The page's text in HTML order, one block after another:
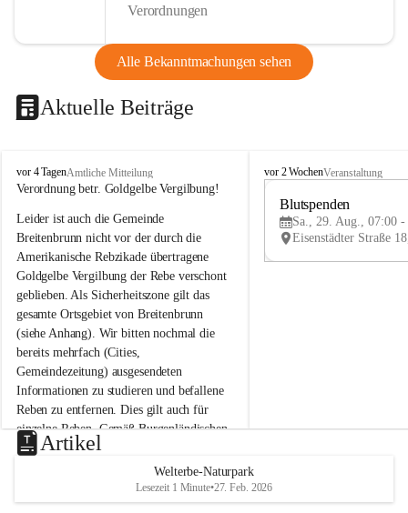
Verordnungen
Alle Bekanntmachungen sehen
Aktuelle Beiträge
B
r
i
t
e
n
b
r
u
n
n
a
m
N
e
u
s
d
vor 4 TagenAmtliche Mitteilung
Verordnung betr. Goldgelbe Vergilbung!
Leider ist auch die Gemeinde
Breitenbrunn nicht vor der durch die
Amerikanische Rebzikade übertragene
Goldgelbe Vergilbung der Rebe verschont
geblieben. Als Sicherheitszone gilt das
gesamte Ortsgebiet von Breitenbrunn
(siehe Anhang). Wir bitten nochmal die
bereits mehrfach (Cities,
Gemeindezeitung) ausgesendeten
Informationen zu studieren und befallene
Reben zu entfernen. Dies gilt auch für
einzelne Reben. Gemäß Burgenländischen
Weinbaugesetz sind nicht gepflegte oder
unzulässige Weingärten zu roden! Bitte
helfen wir zusammen um unsere Winzer
vor den prognostizierten Ernteausfällen
B
e
u
e
d
vor 2 WochenVeranstaltung
Blutspenden
Sa., 29. Aug., 07:00 -
Artikel
Welterbe-Naturpark
Lesezeit 1 Minute•27. Feb. 2026